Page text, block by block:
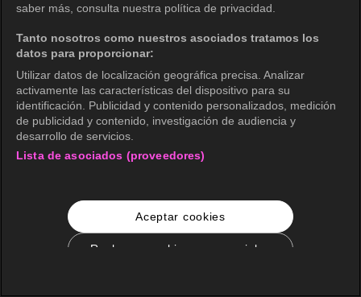
saber más, consulta nuestra política de privacidad.
Tanto nosotros como nuestros asociados tratamos los
datos para proporcionar:
Utilizar datos de localización geográfica precisa. Analizar
activamente las características del dispositivo para su
identificación. Publicidad y contenido personalizados, medición
de publicidad y contenido, investigación de audiencia y
desarrollo de servicios.
Lista de asociados (proveedores)
Aceptar cookies
Rechazar cookies no esenciales